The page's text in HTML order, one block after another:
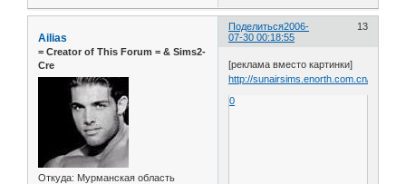
Поделиться 13
2006-
07-30 00:18:55
Ailias
= Сreator of This Forum = & Sims2-
Cre
Откуда: Мурманская область
[реклама вместо картинки]
http://sunairsims.enorth.com.cn/
0